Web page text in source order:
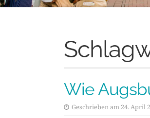
Wie
Geschrieben am 24. April